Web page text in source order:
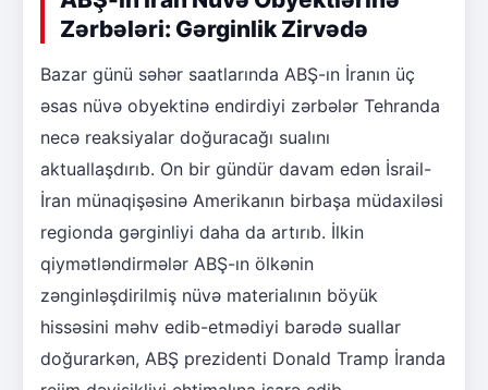
Zərbələri: Gərginlik Zirvədə
Bazar günü səhər saatlarında ABŞ-ın İranın üç
əsas nüvə obyektinə endirdiyi zərbələr Tehranda
necə reaksiyalar doğuracağı sualını
aktuallaşdırıb. On bir gündür davam edən İsrail-
İran münaqişəsinə Amerikanın birbaşa müdaxiləsi
regionda gərginliyi daha da artırıb. İlkin
qiymətləndirmələr ABŞ-ın ölkənin
zənginləşdirilmiş nüvə materialının böyük
hissəsini məhv edib-etmədiyi barədə suallar
doğurarkən, ABŞ prezidenti Donald Tramp İranda